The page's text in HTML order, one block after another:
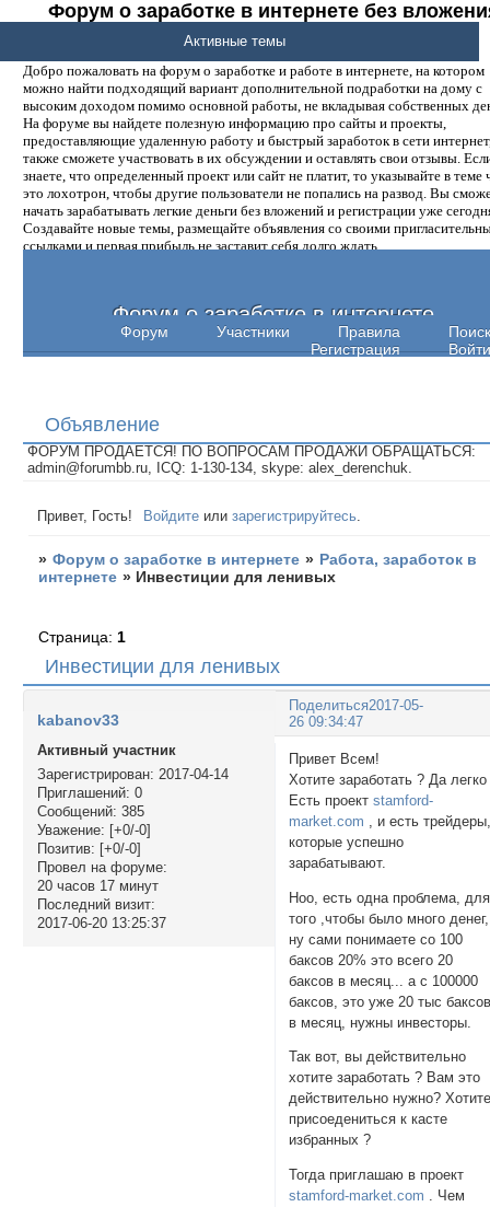
Форум о заработке в интернете без
денег.
Добро пожаловать на форум о заработке и работе в интернете, на котором
можно найти подходящий вариант дополнительной подработки на дому с
высоким доходом помимо основной работы, не вкладывая собственных
На форуме вы найдете полезную информацию про сайты и проекты,
предоставляющие удаленную работу и быстрый заработок в сети
также сможете участвовать в их обсуждении и оставлять свои отзывы.
знаете, что определенный проект или сайт не платит, то указывайте в теме
это лохотрон, чтобы другие пользователи не попались на развод. Вы
начать зарабатывать легкие деньги без вложений и регистрации уже
Создавайте новые темы, размещайте объявления со своими
ссылками и первая прибыль не заставит себя долго ждать.
Форум о заработке в интернете
Форум Участники Правила
Поиск
Регистрация
Войти
Активные темы
Объявление
ФОРУМ ПРОДАЕТСЯ! ПО ВОПРОСАМ ПРОДАЖИ ОБРАЩАТЬСЯ:
admin@forumbb.ru, ICQ: 1-130-134, skype: alex_derenchuk.
Привет, Гость! Войдите илизарегистрируйтесь
» Форум о заработке в интернете » Работа, заработок в
интернете » Инвестиции для ленивых
Инвестиции для ленивых
Страница: 1
Поделиться2017-05-
26 09:34:47
kabanov33
Активный участник
Зарегистрирован: 2017-04-14
Приглашений: 0
Сообщений: 385
Уважение: [+0/-0]
Позитив: [+0/-0]
Провел на форуме:
20 часов 17 минут
Последний визит:
2017-06-20 13:25:37
Привет Всем!
Хотите заработать ? Да
Есть проектstamford-
market.com , и есть
которые успешно
зарабатывают.
Ноо, есть одна проблема, для
того ,чтобы было много денег,
ну сами понимаете со 100
баксов 20% это всего 20
баксов в месяц... а с 100000
баксов, это уже 20 тыс
в месяц, нужны инвесторы.
Так вот, вы действительно
хотите заработать ? Вам это
действительно нужно?
присоедениться к касте
избранных ?
Тогда приглашаю в проект
stamford-market.com . Чем